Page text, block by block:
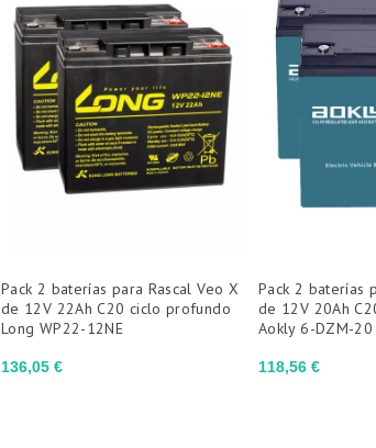
Precio
136,05 €
Pack 2 baterías para Rascal Veo X
de 12V 22Ah C20 ciclo profundo
Long WP22-12NE
Precio
118,56 €
Pack 2 baterías
de 12V 20Ah
Aokly 6-DZM-